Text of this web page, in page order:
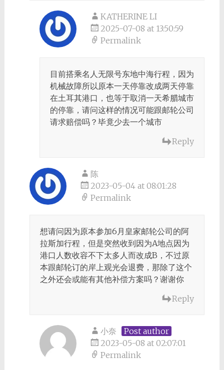
KATHERINE LI
2025-07-08 at 13:50:59
Permalink
目前搭乘名人无限号东地中海行程，因为
机械故障所以原本一天停靠改成两天停靠
在土耳其港口，也等于取消一天希腊城市
的停靠，请问这样的情况可能跟邮轮公司
请求赔偿吗？毕竟少去一个城市
Reply
陈
2023-05-04 at 08:01:28
Permalink
想请问因为原本参加6月皇家邮轮公司的阿
拉斯加行程，但是突然收到因为A地点因为
港口人数收容不下太多人而改成B，不过原
本跟邮轮订的岸上观光会退费，那除了这个
之外还会或能有其他补偿方案吗？谢谢你
Reply
小奈
Post author
2023-05-08 at 02:07:01
Permalink